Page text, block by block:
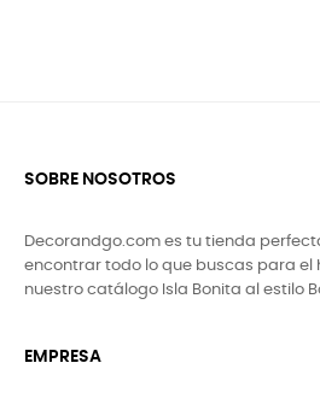
SOBRE NOSOTROS
Decorandgo.com es tu tienda
encontrar todo lo que buscas para el
nuestro catálogo Isla Bonita al estilo
EMPRESA